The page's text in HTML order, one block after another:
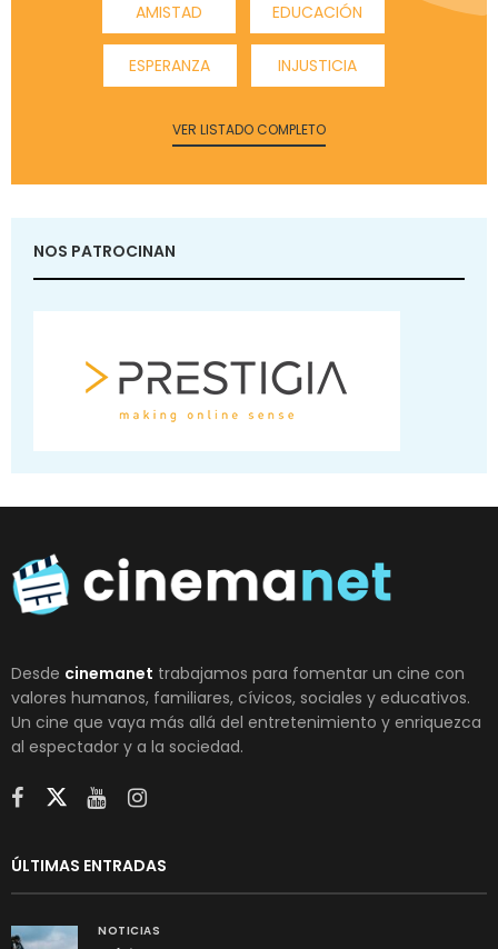
AMISTAD EDUCACIÓN
ESPERANZA INJUSTICIA
VER LISTADO COMPLETO
NOS PATROCINAN
Desde cinemanet trabajamos para fomentar un cine con
valores humanos, familiares, cívicos, sociales y educativos.
Un cine que vaya más allá del entretenimiento y enriquezca
al espectador y a la sociedad.
ÚLTIMAS ENTRADAS
NOTICIAS